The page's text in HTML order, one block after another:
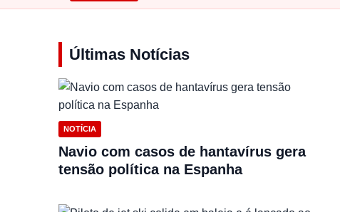
Últimas Notícias
NOTÍCIA
Navio com casos de hantavírus gera
tensão política na Espanha